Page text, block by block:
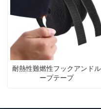
耐熱性難燃性フックアンドル
ープテープ